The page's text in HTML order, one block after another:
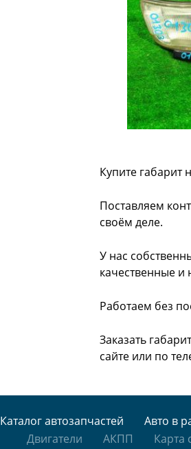
Купите
Поставляем
своём деле.
У нас
качественные и
Работаем без
Заказать
сайте или по
Каталог автозапчастей
Авто в
Двигатели
АКПП Карта